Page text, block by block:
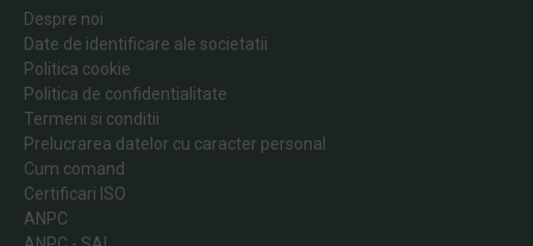
Despre noi
Date de identificare ale societatii
Politica cookie
Politica de confidentialitate
Termeni si conditii
Prelucrarea datelor cu caracter personal
Cum comand
Certificari ISO
ANPC